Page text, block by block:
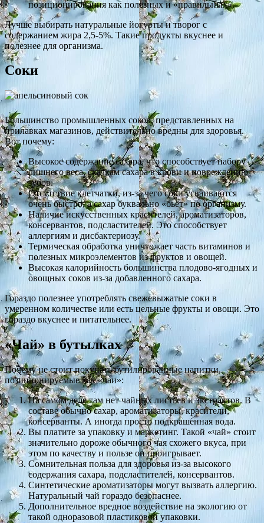
позиционирования как полезных и «правильных».
Лучше выбирать натуральные йогурты и творог с
содержанием жира 2,5-5%. Такие продукты вкуснее и
полезнее для организма.
Соки
Большинство промышленных соков, представленных на
прилавках магазинов, действительно вредны для здоровья.
Вот почему:
Высокое содержание сахара, что способствует набору
лишнего веса, скачкам сахара в крови и повреждению
зубов.
Отсутствие клетчатки, из-за чего соки усваиваются
очень быстро, а сахар буквально «бьёт» по организму.
Наличие искусственных красителей, ароматизаторов,
консервантов, подсластителей. Это способствует
аллергиям и дисбактериозу.
Термическая обработка уничтожает часть витаминов и
полезных микроэлементов из фруктов и овощей.
Высокая калорийность большинства плодово-ягодных и
овощных соков из-за добавленного сахара.
Гораздо полезнее употреблять свежевыжатые соки в
умеренном количестве или есть цельные фрукты и овощи. Это
гораздо вкуснее и питательнее.
«Чай» в бутылках
Почему не стоит покупать бутилированные напитки,
позиционируемые как «чаи»:
На самом деле там нет чайных листьев и экстрактов. В
составе обычно сахар, ароматизаторы, красители,
консерванты. А иногда просто подкрашенная вода.
Вы платите за упаковку и маркетинг. Такой «чай» стоит
значительно дороже обычного чая схожего вкуса, при
этом по качеству и пользе он проигрывает.
Сомнительная польза для здоровья из-за высокого
содержания сахара, подсластителей, консервантов.
Синтетические ароматизаторы могут вызвать аллергию.
Натуральный чай гораздо безопаснее.
Дополнительное вредное воздействие на экологию от
такой одноразовой пластиковой упаковки.